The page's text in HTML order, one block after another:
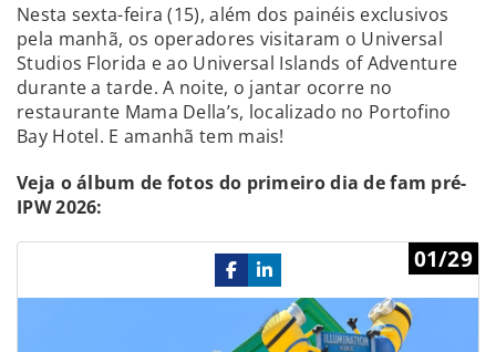
Nesta sexta-feira (15), além dos painéis exclusivos
pela manhã, os operadores visitaram o Universal
Studios Florida e ao Universal Islands of Adventure
durante a tarde. A noite, o jantar ocorre no
restaurante Mama Della’s, localizado no Portofino
Bay Hotel. E amanhã tem mais!
Veja o álbum de fotos do primeiro dia de fam pré-
IPW 2026:
01/29
Previous